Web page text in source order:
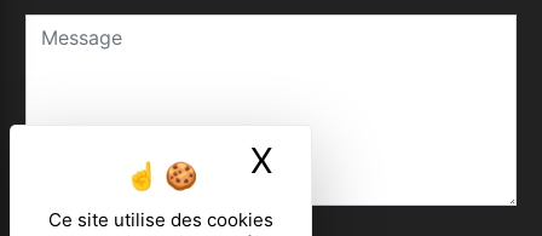
Ce site utilise des cookies
X